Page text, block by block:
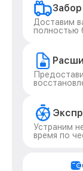
Доставим
полностью
Устраним
время по